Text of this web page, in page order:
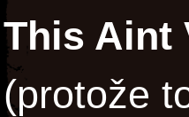
This Aint
(protože